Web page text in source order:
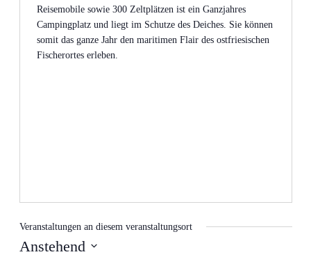
Reisemobile sowie 300 Zeltplätzen ist ein Ganzjahres
Campingplatz und liegt im Schutze des Deiches. Sie können
somit das ganze Jahr den maritimen Flair des ostfriesischen
Fischerortes erleben.
Veranstaltungen an diesem veranstaltungsort
Anstehend